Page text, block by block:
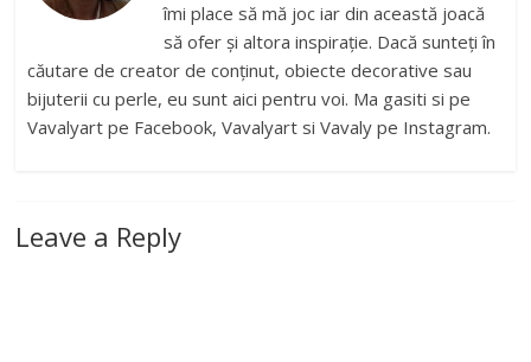
îmi place să mă joc iar din această joacă
să ofer și altora inspirație. Dacă sunteți în
căutare de creator de conținut, obiecte decorative sau
bijuterii cu perle, eu sunt aici pentru voi. Ma gasiti si pe
Vavalyart pe Facebook, Vavalyart si Vavaly pe Instagram.
Leave a Reply